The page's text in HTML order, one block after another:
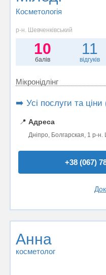
Косметологія
р-н. Шевченківський
10
балів
11
відгуків
Мікронідлінг
➡️ Усі послуги та ціни
📍 Адреса
Дніпро, Болгарская, 1 р-н.
+38 (067)
Анна
косметолог